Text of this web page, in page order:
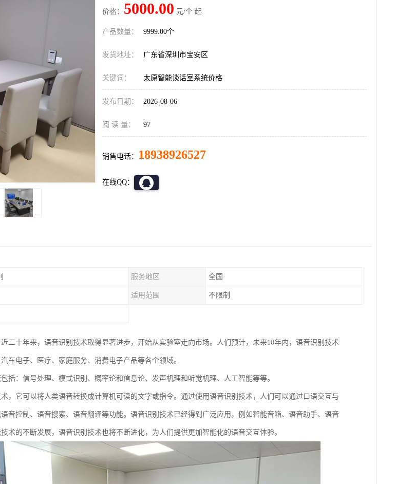
价格： 5000.00 元/个 起
产品数量： 9999.00个
发货地址： 广东省深圳市宝安区
关键词： 太原智能谈话室系统价格
发布日期： 2026-08-06
阅 读 量： 97
销售电话： 18938926527
在线QQ：
服务地区 全国
适用范围 不限制
二十年来，语音识别技术取得显著进步，开始从实验室走向市场。人们预计，未来10年内，语音识别技术
车电子、医疗、家庭服务、消费电子产品等各个领域。
括：信号处理、模式识别、概率论和信息论、发声机理和听觉机理、人工智能等等。
，它可以将人类语音转换成计算机可读的文字或指令。通过使用语音识别技术，人们可以通过口语交互与
音控制、语音搜索、语音翻译等功能。语音识别技术已经得到广泛应用，例如智能音箱、语音助手、语音
术的不断发展，语音识别技术也将不断进化，为人们提供更加智能化的语音交互体验。